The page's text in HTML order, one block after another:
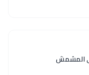
المشمش